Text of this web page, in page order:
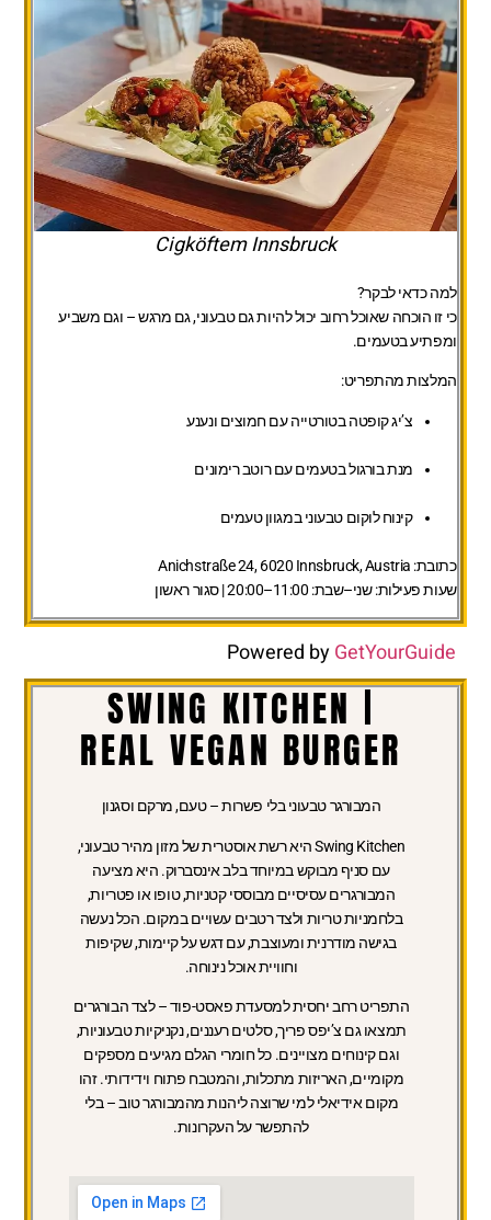
Cigköftem Innsbruck
למה כדאי לבקר?
כי זו הוכחה שאוכל רחוב יכול להיות גם טבעוני, גם מרגש – וגם משביע
ומפתיע בטעמים.
המלצות מהתפריט:
צ’יג קופטה בטורטייה עם חמוצים ונענע
מנת בורגול בטעמים עם רוטב רימונים
קינוח לוקום טבעוני במגוון טעמים
כתובת:
שעות פעילות:שני–שבת: 11:00–20:00 | סגור ראשון
Powered byGetYourGuide
SWING KITCHEN |
REAL VEGAN BURGER
המבורגר טבעוני בלי פשרות – טעם, מרקם וסגנון
Swing Kitchen היא רשת אוסטרית של מזון מהיר טבעוני,
עם סניף מבוקש במיוחד בלב אינסברוק. היא מציעה
המבורגרים עסיסיים מבוססי קטניות, טופו או פטריות,
בלחמניות טריות ולצד רטבים עשויים במקום. הכל נעשה
בגישה מודרנית ומעוצבת, עם דגש על קיימות, שקיפות
וחוויית אוכל נינוחה.
התפריט רחב יחסית למסעדת פאסט-פוד – לצד הבורגרים
תמצאו גם צ’יפס פריך, סלטים רעננים, נקניקיות טבעוניות,
וגם קינוחים מצויינים. כל חומרי הגלם מגיעים מספקים
מקומיים, האריזות מתכלות, והמטבח פתוח וידידותי. זהו
מקום אידיאלי למי שרוצה ליהנות מהמבורגר טוב – בלי
להתפשר על העקרונות.